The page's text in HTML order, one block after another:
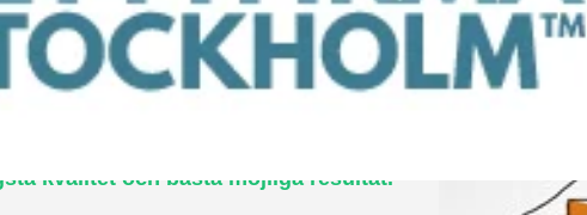
kvalitet och bästa möjliga resultat.